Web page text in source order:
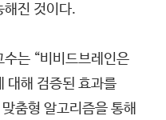
해진 것이다.
는 “비비드브레인은
대해 검증된 효과를
춤형 알고리즘을 통해